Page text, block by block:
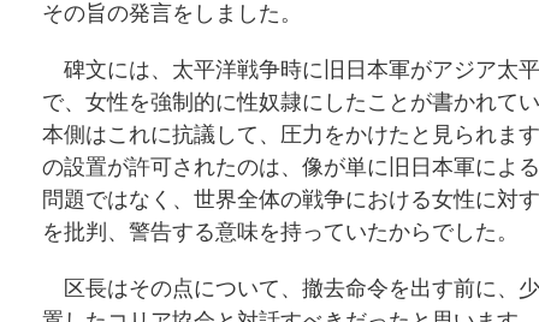
その旨の発言をしました。
碑文には、太平洋戦争時に旧日本軍がアジア太
で、女性を強制的に性奴隷にしたことが書かれて
本側はこれに抗議して、圧力をかけたと見られま
の設置が許可されたのは、像が単に旧日本軍によ
問題ではなく、世界全体の戦争における女性に対
を批判、警告する意味を持っていたからでした。
区長はその点について、撤去命令を出す前に、